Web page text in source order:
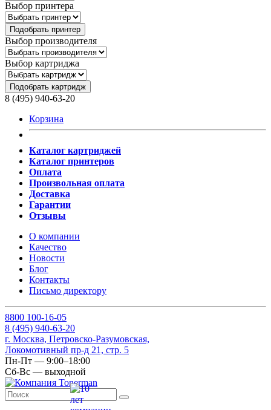
Выбор принтера
Подобрать принтер
Выбор производителя
Выбор картриджа
Подобрать картридж
8 (495) 940-63-20
Корзина
Каталог картриджей
Каталог принтеров
Оплата
Произвольная оплата
Доставка
Гарантии
Отзывы
О компании
Качество
Новости
Блог
Контакты
Письмо директору
8800 100-16-05
8 (495) 940-63-20
г. Москва, Петровско-Разумовская,
Локомотивный пр-д 21, стр. 5
Пн-Пт — 9:00–18:00
Сб-Вс — выходной